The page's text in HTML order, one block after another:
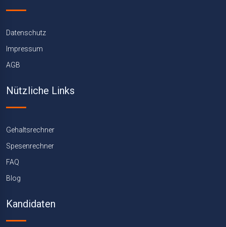
Datenschutz
Impressum
AGB
Nützliche Links
Gehaltsrechner
Spesenrechner
FAQ
Blog
Kandidaten